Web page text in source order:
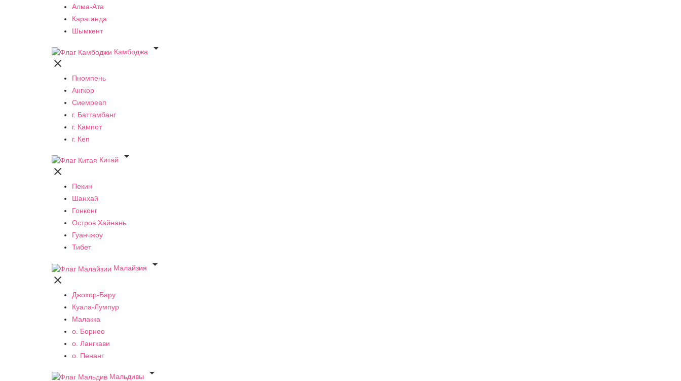
Алма-Ата
Караганда
Шымкент
Камбоджа


Пномпень
Ангкор
Сиемреап
г. Баттамбанг
г. Кампот
г. Кеп
Китай


Пекин
Шанхай
Гонконг
Остров Хайнань
Гуанчжоу
Тибет
Малайзия


Джохор-Бару
Куала-Лумпур
Малакка
о. Борнео
о. Лангкави
о. Пенанг
Мальдивы
